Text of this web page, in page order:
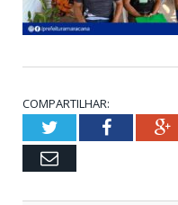
COMPARTILHAR:
TwitterFacebook
Email